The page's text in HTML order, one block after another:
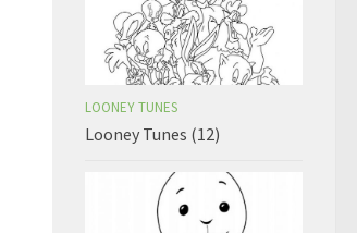
LOONEY TUNES
Looney Tunes (12)